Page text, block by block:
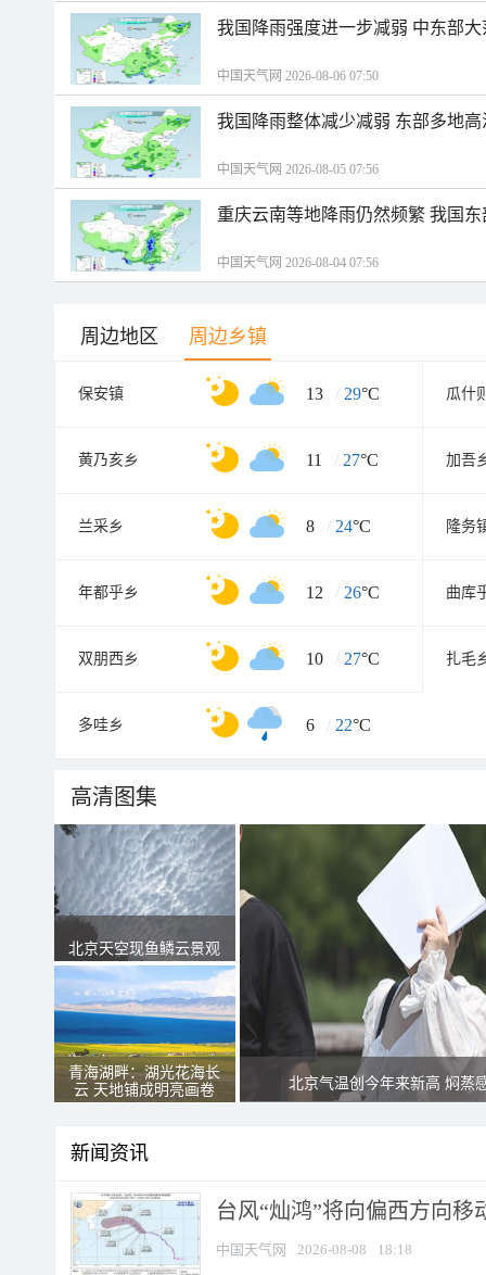
我国降雨强度进一步减弱 中东部
中国天气网 2026-08-06 07:50
我国降雨整体减少减弱 东部多地
中国天气网 2026-08-05 07:56
重庆云南等地降雨仍然频繁 我国
中国天气网 2026-08-04 07:56
周边地区 周边乡镇
保安镇 13 / 29°C 瓜什
黄乃亥乡 11 / 27°C 加吾
兰采乡 8 / 24°C 隆务
年都乎乡 12 / 26°C 曲库
双朋西乡 10 / 27°C 扎毛
多哇乡 6 / 22°C
高清图集
北京天空现鱼鳞云景观
青海湖畔：湖光花海长
云 天地铺成明亮画卷
北京气温创今年来新高 焖蒸
新闻资讯
台风“灿鸿”将向偏西方向移
中国天气网 2026-08-08 18:18